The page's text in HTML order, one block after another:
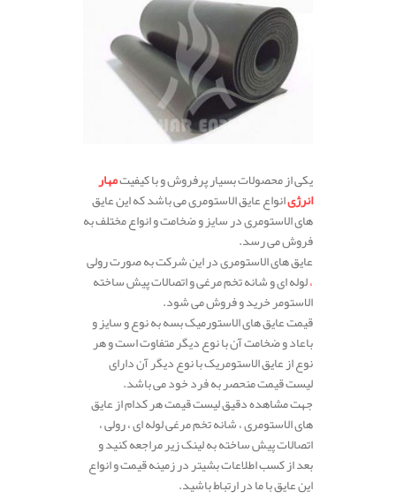
یکی از محصولات بسیار پرفروش و با کیفیتمهار
انرژیانواع عایق الاستومری می باشد که این عایق
های الاستومری در سایز و ضخامت و انواع مختلف به
فروش می رسد.
عایق های الاستومری در این شرکت به صورت رولی
،لوله ای و شانه تخم مرغی و اتصالات پیش ساخته
الاستومر خرید و فروش می شود.
قیمت عایق های الاستورمیک بسه به نوع و سایز و
باعاد و ضخامت آن با نوع دیگر متفاوت است و هر
نوع از عایق الاستومریک با نوع دیگر آن دارای
لیست قیمت منحصر به فرد خود می باشد.
جهت مشاهده دقیق لیست قیمت هر کدام از عایق
های الاستومری ، شانه تخم مرغی لوله ای ، رولی ،
اتصالات پیش ساخته به لینک زیر مراجعه کنید و
بعد از کسب اطلاعات بشیتر در زمینه قیمت و انواع
این عایق با ما در ارتباط باشید.